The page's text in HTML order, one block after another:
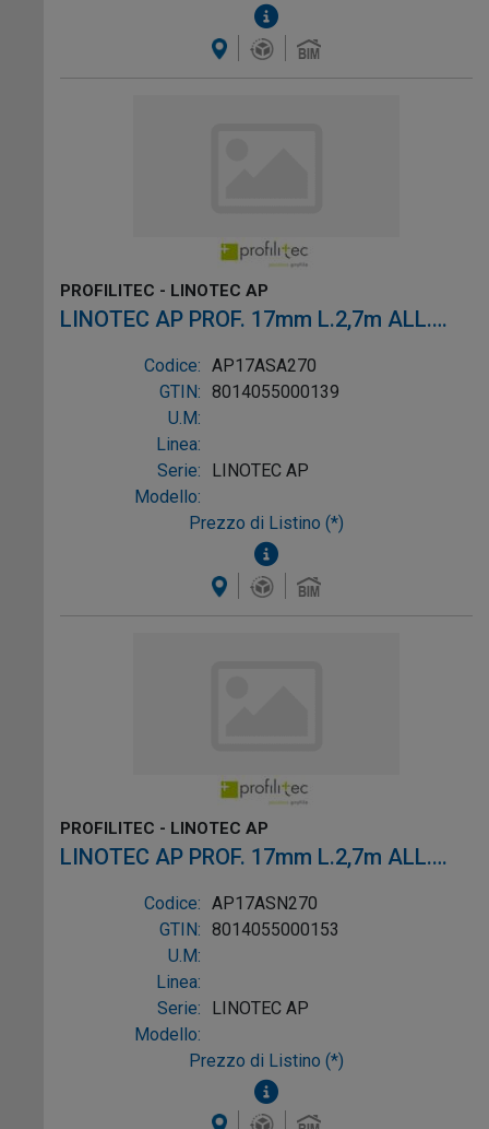
PROFILITEC - LINOTEC AP
LINOTEC AP PROF. 17mm L.2,7m ALL.
ARG. ADES.
Codice: AP17ASA270
GTIN: 8014055000139
U.M:
Linea:
Serie:
LINOTEC AP
Modello:
Prezzo di Listino (*)
PROFILITEC - LINOTEC AP
LINOTEC AP PROF. 17mm L.2,7m ALL.
Codice: AP17ASN270
GTIN: 8014055000153
U.M:
Linea:
Serie:
LINOTEC AP
Modello:
Prezzo di Listino (*)